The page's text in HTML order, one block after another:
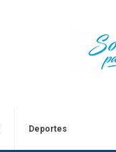
Deportes